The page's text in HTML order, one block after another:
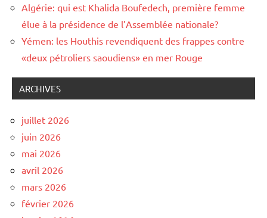
Algérie: qui est Khalida Boufedech, première femme
élue à la présidence de l’Assemblée nationale?
Yémen: les Houthis revendiquent des frappes contre
«deux pétroliers saoudiens» en mer Rouge
ARCHIVES
juillet 2026
juin 2026
mai 2026
avril 2026
mars 2026
février 2026